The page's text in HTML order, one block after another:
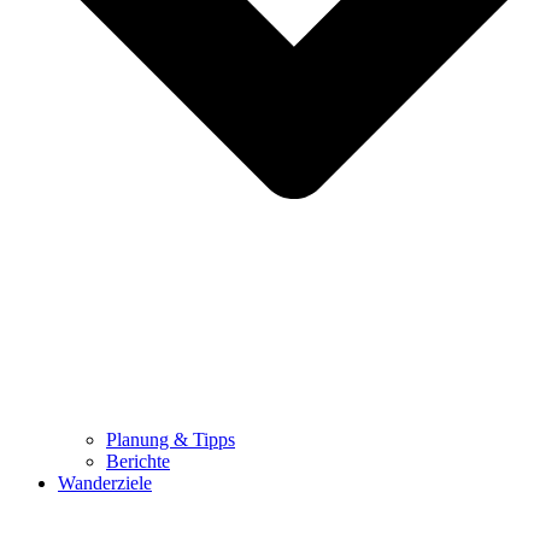
Planung & Tipps
Berichte
Wanderziele